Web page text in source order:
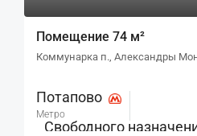
Помещение 74 м²
Коммунарка п., Александры
Потапово
Метро
Свободного